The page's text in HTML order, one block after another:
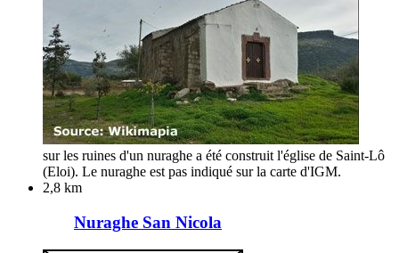
sur les ruines d'un nuraghe a été construit l'église de Saint-Lô
(Eloi). Le nuraghe est pas indiqué sur la carte d'IGM.
2,8 km
Nuraghe San Nicola